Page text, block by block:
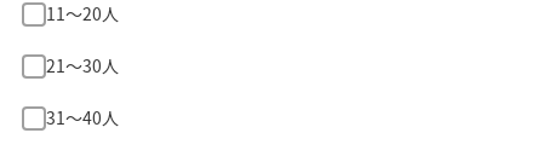
11〜20人
21〜30人
31〜40人